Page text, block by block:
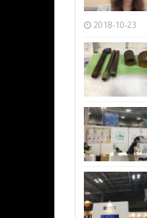
2018-10-23